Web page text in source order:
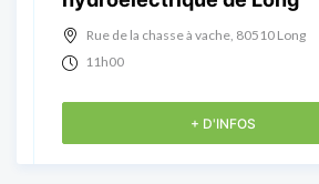
Rue de la chasse à vache, 80510 Long
11h00
+ D'INFOS